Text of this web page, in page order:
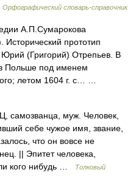
Орфографический словарь-справочник
А.П.Сумарокова
прототип
(Григорий) Отрепьев. В
Польше под именем
летом 1604 г. с… …
муж. Человек,
себе чужое имя, звание,
что он вовсе не
|| Эпитет человека,
кого нибудь …
Толковый